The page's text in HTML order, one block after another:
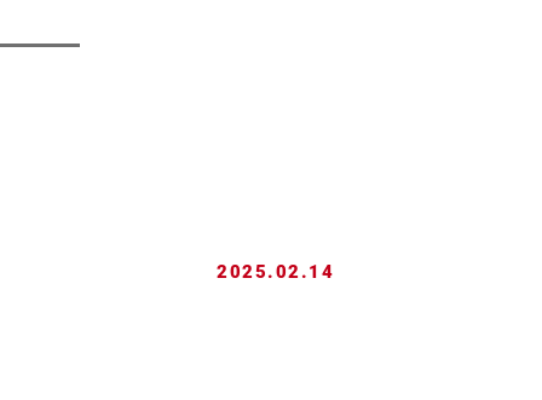
2025.02.14